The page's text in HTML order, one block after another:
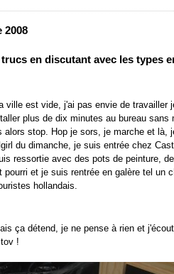
2008
en discutant avec les types
ville est vide, j'ai pas envie de travailler
plus de dix minutes au bureau sans
alors stop. Hop je sors, je marche et là,
du dimanche, je suis entrée chez
ressortie avec des pots de peinture,
pourri et je suis rentrée en galère tel un
hollandais.
ça détend, je ne pense à rien et
!